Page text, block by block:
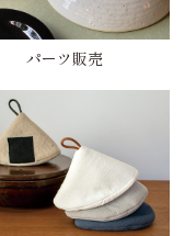
パーツ販売